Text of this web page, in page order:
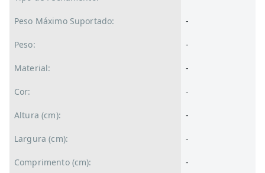
Peso Máximo Suportado: -
Peso: -
Material: -
Cor: -
Altura (cm): -
Largura (cm): -
Comprimento (cm): -